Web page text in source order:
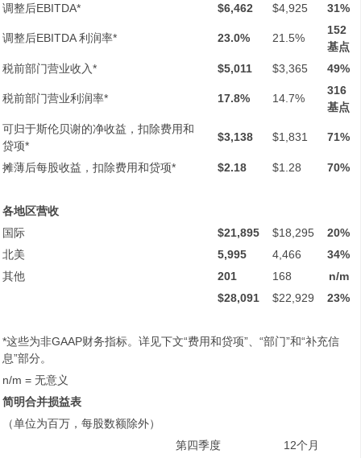
调整后EBITDA* $6,462 $4,925 31%
调整后EBITDA 利润率* 23.0% 21.5%
152
基点
税前部门营业收入*
$5,011 $3,365 49%
税前部门营业利润率* 17.8% 14.7%
316
基点
可归于斯伦贝谢的净收益，扣除费用和
贷项*
$3,138 $1,831 71%
摊薄后每股收益，扣除费用和贷项* $2.18 $1.28 70%
各地区营收
国际
$21,895 $18,295
20%
北美
5,995 4,466
34%
其他
201 168
n/m
$28,091
$22,929 23%
*这些为非GAAP财务指标。详见下文“费用和贷项”、“部门”和“补充信
息”部分。
n/m = 无意义
简明合并损益表
（单位为百万，每股数额除外）
第四季度
12个月